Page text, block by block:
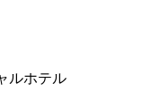
ルホテル